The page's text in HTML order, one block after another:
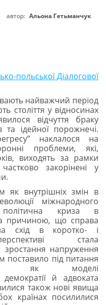
автор: Альона Гетьманчук
польської Діалогової
найважчий період
століття у відносинах
відчуття браку
та ідейної порожнечі.
наклалося на
проблеми, які,
виходять за рамки
закорінені у
як внутрішніх змін в
міжнародного
політична криза в
причиною, що справа
схід в коротко- і
стала
напруження
під питання
як моделі
й адвоката
також нові явища
країнах посилилися